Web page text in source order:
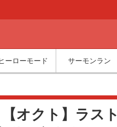
ーローモード サーモンラン
オクト】ラスト